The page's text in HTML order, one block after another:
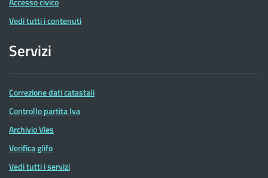
Vedi tutti i contenuti
Servizi
Correzione dati catastali
Controllo partita Iva
Archivio Vies
Verifica glifo
Vedi tutti i servizi